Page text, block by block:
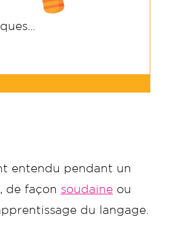
entendu pendant un
de façon soudaine ou
du langage.